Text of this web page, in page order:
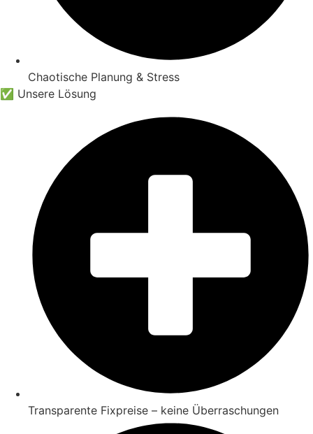
Chaotische Planung & Stress
✅ Unsere Lösung
Transparente Fixpreise – keine Überraschungen